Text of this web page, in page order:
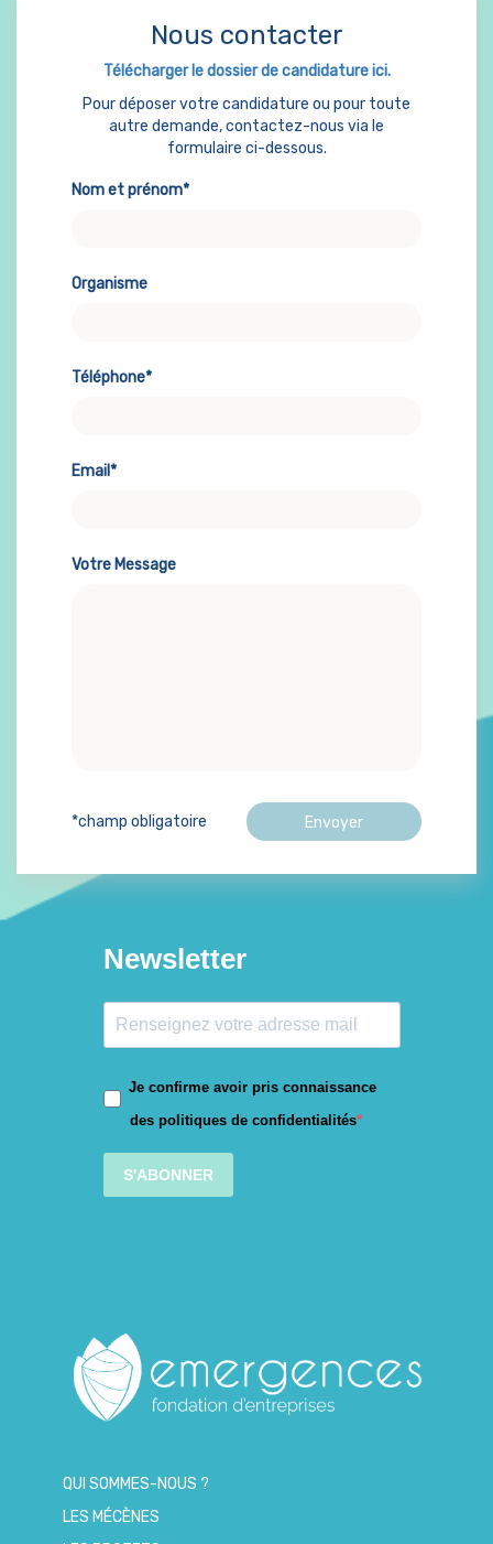
Newsletter
Je confirme avoir pris connaissance
des politiques de confidentialités
S'ABONNER
QUI SOMMES-NOUS ?
LES MÉCÈNES
Nous contacter
Télécharger le dossier de candidature ici.
Pour déposer votre candidature ou pour toute
autre demande, contactez-nous via le
formulaire ci-dessous.
Nom et prénom*
Organisme
Téléphone*
Email*
Votre Message
*champ obligatoire